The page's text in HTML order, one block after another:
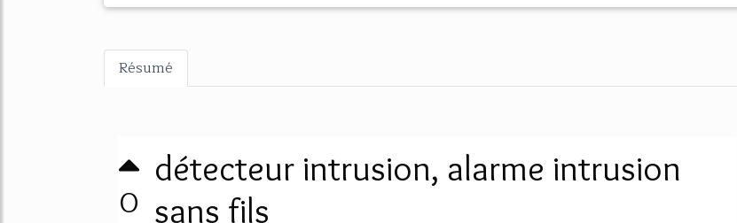
Résumé
0
détecteur intrusion, alarme intrusion
sans fils